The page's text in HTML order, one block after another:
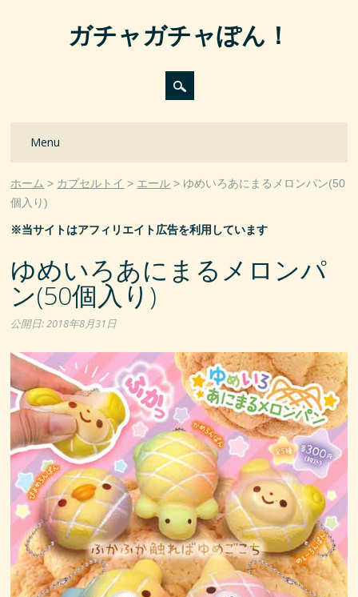
ガチャガチャぽん！
Main menu
Menu
ホーム カプセルトイ エール
ゆめいろあにまるメロンパン(50
個入り)
※当サイトはアフィリエイト広告を利用しています
ゆめいろあにまるメロンパ
ン(50個入り)
公開日:2018年8月31日